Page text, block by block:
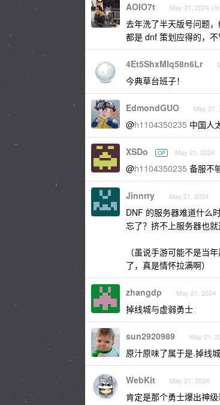
AOIO7t May 21, 2024
去年洗了半天版号问题
都是 dnf 策划应得的，
4Et5ShxMIq58n6Lr
今典草台班子！
EdmondGUO May 21,
@h1104350235 中国人
XSDo OP May 21, 2024
@h1104350235 备服不
Jinnrry May 21, 2024
DNF 的服务器难道什么
忘了？挤不上服务器也
（虽说手游可能不是当
了，真是情怀拉满啊）
zhangdp May 21, 2024
掉线城与虚弱勇士
sun2920989 May 21,
原汁原味了属于是.掉线
WebKit May 21, 2024
肯定是那个勇士爆出神